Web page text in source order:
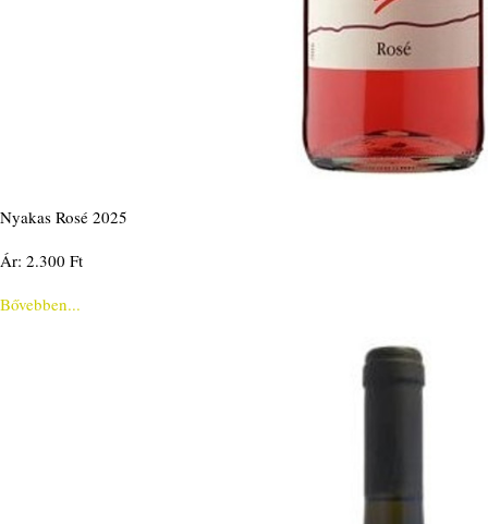
Nyakas Rosé 2025
Ár: 2.300 Ft
Bővebben...